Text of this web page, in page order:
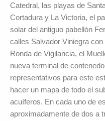
Catedral, las playas de
Cortadura y La Victoria, el
solar del antiguo pabellón
calles Salvador Viniegra
Ronda de Vigilancia, el
nueva terminal de
representativos para este
hacer un mapa de todo el
acuíferos. En cada uno de
aproximadamente de dos a